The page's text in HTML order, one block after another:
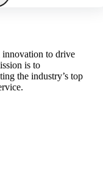
to drive
is to
the industry’s top